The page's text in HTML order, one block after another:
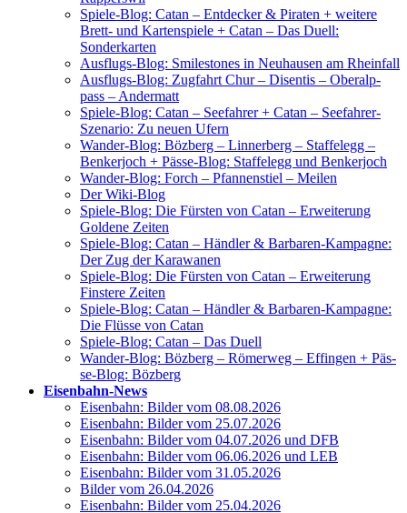
Spie­le-Blog: Catan – Ent­de­cker & Pira­ten + wei­te­re
Brett- und Kar­ten­spie­le + Catan – Das Duell:
Sonderkarten
Aus­flugs-Blog: Smi­le­sto­nes in Neu­hau­sen am Rheinfall
Aus­flugs-Blog: Zug­fahrt Chur – Disen­tis – Ober­alp­
pass – Andermatt
Spie­le-Blog: Catan – See­fah­rer + Catan – See­fah­rer-
Sze­na­rio: Zu neu­en Ufern
Wan­der-Blog: Böz­berg – Lin­ner­berg – Staf­fel­egg –
Ben­ker­joch + Päs­se-Blog: Staf­fel­egg und Benkerjoch
Wan­der-Blog: Forch – Pfan­nen­stiel – Meilen
Der Wiki-Blog
Spie­le-Blog: Die Fürs­ten von Catan – Erwei­te­rung
Gol­de­ne Zeiten
Spie­le-Blog: Catan – Händ­ler & Bar­ba­ren-Kam­pa­gne:
Der Zug der Karawanen
Spie­le-Blog: Die Fürs­ten von Catan – Erwei­te­rung
Fins­te­re Zeiten
Spie­le-Blog: Catan – Händ­ler & Bar­ba­ren-Kam­pa­gne:
Die Flüs­se von Catan
Spie­le-Blog: Catan – Das Duell
Wan­der-Blog: Böz­berg – Römer­weg – Effin­gen + Päs­
se-Blog: Bözberg
Eisen­bahn-News
Eisen­bahn: Bil­der vom 08.08.2026
Eisen­bahn: Bil­der vom 25.07.2026
Eisen­bahn: Bil­der vom 04.07.2026 und DFB
Eisen­bahn: Bil­der vom 06.06.2026 und LEB
Eisen­bahn: Bil­der vom 31.05.2026
Bil­der vom 26.04.2026
Eisen­bahn: Bil­der vom 25.04.2026